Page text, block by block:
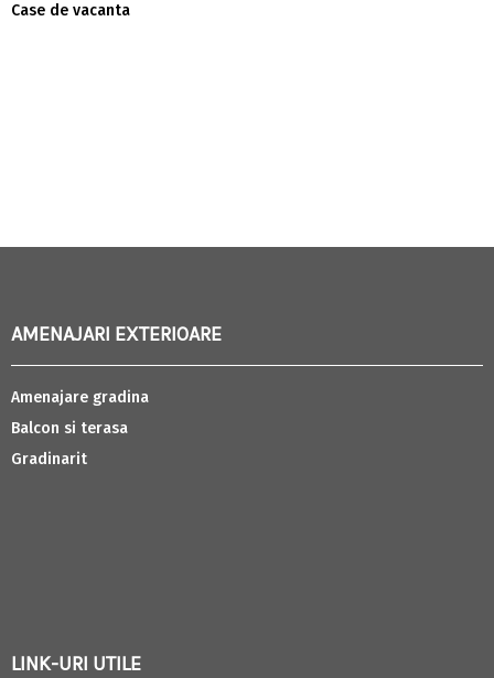
Case de vacanta
AMENAJARI EXTERIOARE
Amenajare gradina
Balcon si terasa
Gradinarit
LINK-URI UTILE